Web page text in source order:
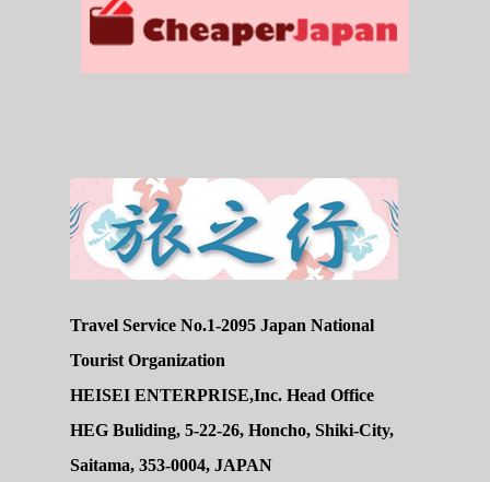
Travel Service No.1-2095 Japan National
Tourist Organization
HEISEI ENTERPRISE,Inc. Head Office
HEG Buliding, 5-22-26, Honcho, Shiki-City,
Saitama, 353-0004, JAPAN